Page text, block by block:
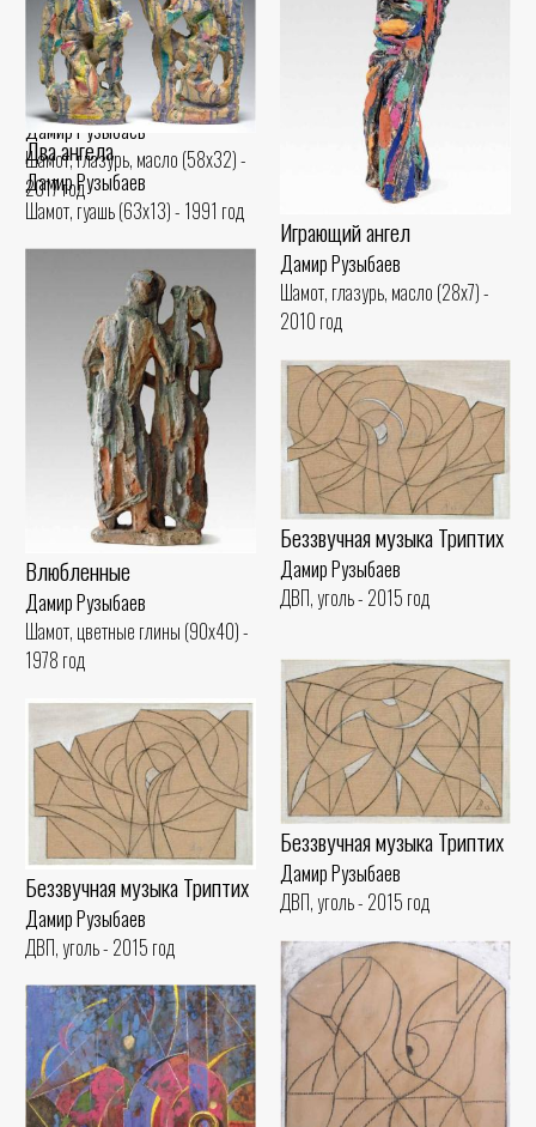
Амир Тимур
Дамир Рузыбаев
Шамот, глазурь (42x22) - 2015
Трио
Дамир Рузыбаев
Шамот, глазурь, масло (58x32) -
2017 год
Играющий ангел
Дамир Рузыбаев
Шамот, глазурь, масло (28x7) -
2010 год
Два ангела
Дамир Рузыбаев
Шамот, гуашь (63x13) - 1991 год
Влюбленные
Дамир Рузыбаев
Шамот, цветные глины (90x40) -
1978 год
Беззвучная музыка Триптих
Дамир Рузыбаев
ДВП, уголь - 2015 год
Беззвучная музыка Триптих
Дамир Рузыбаев
ДВП, уголь - 2015 год
Беззвучная музыка Триптих
Дамир Рузыбаев
ДВП, уголь - 2015 год